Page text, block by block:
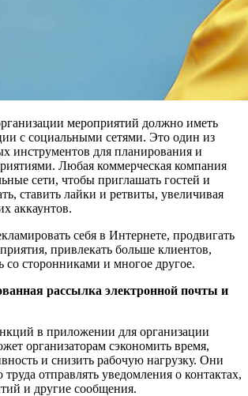
мероприятий должно иметь
с социальными сетями. Это один из
инструментов для планирования и
Любая коммерческая компания
сети, чтобы приглашать гостей и
ставить лайки и ретвиты, увеличивая
аккаунтов.
себя в Интернете, продвигать
привлекать больше клиентов,
со сторонниками и многое другое.
рассылка электронной почты и
в приложении для организации
организаторам сэкономить время,
и снизить рабочую нагрузку. Они
труда отправлять уведомления о контактах,
и другие сообщения.